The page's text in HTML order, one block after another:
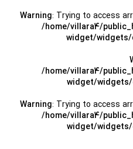
Warning: Trying to access
/home/villara4/
widget/
/home/villara4/
widget/
Warning: Trying to access
/home/villara4/
widget/